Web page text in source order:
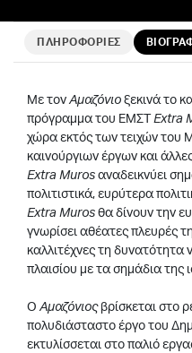
ΠΛΗΡΟΦΟΡΙΕΣ
Με τονΑμαζόνιοξεκινά το
πρόγραμμα του ΕΜΣΤExtra
χώρα εκτός των τειχών του
καινούργιων έργων και
Extra Murosαναδεικνύει
πολιτιστικά, ευρύτερα
Extra Murosθα δίνουν την
γνωρίσει αθέατες πλευρές
καλλιτέχνες τη δυνατότητα
πλαισίου με τα σημάδια της
Ο Αμαζόνιοςβρίσκεται στο
πολυδιάσταστο έργο του
εκτυλίσσεται στο παλιό